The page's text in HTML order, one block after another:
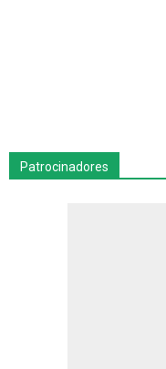
Patrocinadores